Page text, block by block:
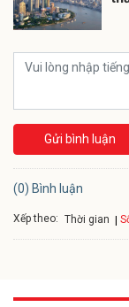
Gửi bình luận
(0) Bình luận
Xếp theo: Thời gian